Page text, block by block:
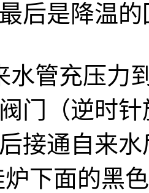
后是降温的
水管充压力
门（逆时
接通自来水
下面的黑